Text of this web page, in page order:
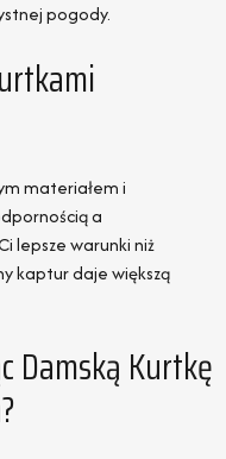
pogody.
materiałem i
a
lepsze warunki niż
kaptur daje większą
Damską Kurtkę